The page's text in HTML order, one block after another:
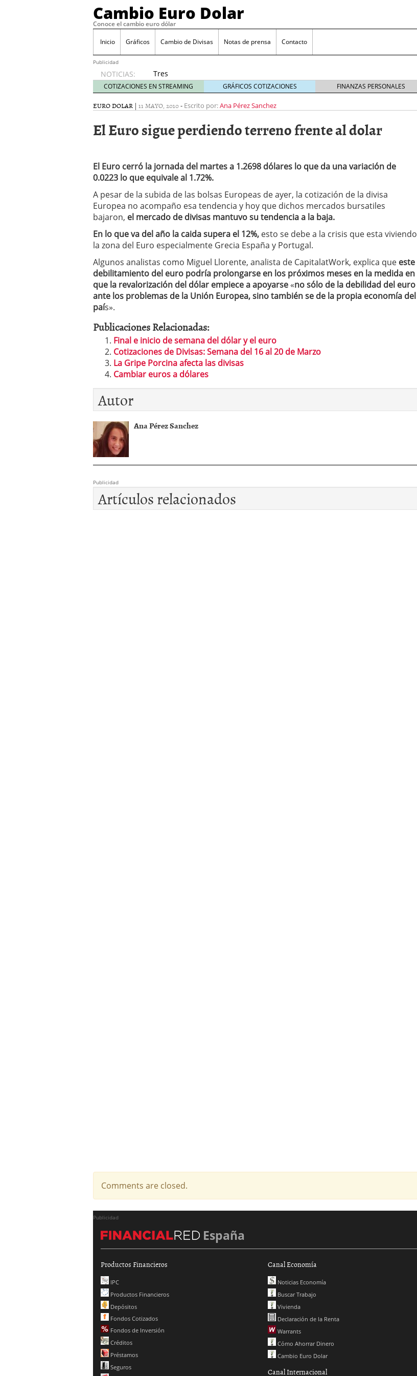
Cambio Euro Dolar
Conoce el cambio euro dólar
Inicio Gráficos Cambio de Divisas Notas de prensa Contacto
Publicidad
NOTICIAS:
Tres
escenarios
posibles
para el
las
y el BCE
26/01/2026
Informe de mercado: el euro se mantiene cerca de 1,174 USD tras rebote
del dólar 21/01/2026
Qué está moviendo hoy el cambio euro-dólar 17/01/2026
Contexto del dólar fuerte: próximos reportes de empleo de EE. UU. se
El dólar vive su mayor caída anual desde 2017 mientras analistas esperan
más debilidad en 2026 05/01/2026
COTIZACIONES EN STREAMING GRÁFICOS COTIZACIONES FINANZAS PERSONALES
EURO DOLAR | 11 MAYO, 2010- Escrito por:Ana Pérez Sanchez
El Euro sigue perdiendo terreno frente al dolar
El Euro cerró la jornada del martes a 1.2698 dólares lo que da una variación de
0.0223 lo que equivale al 1.72%.
A pesar de la subida de las bolsas Europeas de ayer, la cotización de la divisa
Europea no acompaño esa tendencia y hoy que dichos mercados bursatiles
bajaron, el mercado de divisas mantuvo su tendencia a la baja.
En lo que va del año la caida supera el 12%, esto se debe a la crisis que esta viviendo
la zona del Euro especialmente Grecia España y Portugal.
Algunos analistas como Miguel Llorente, analista de CapitalatWork, explica que este
debilitamiento del euro podría prolongarse en los próximos meses en la medida en
que la revalorización del dólar empiece a apoyarse «no sólo de la debilidad del euro
ante los problemas de la Unión Europea, sino también se de la propia economía del
país».
Publicaciones Relacionadas:
Final e inicio de semana del dólar y el euro
Cotizaciones de Divisas: Semana del 16 al 20 de Marzo
La Gripe Porcina afecta las divisas
Cambiar euros a dólares
Autor
Ana Pérez Sanchez
Publicidad
Artículos relacionados
Comments are closed.
Publicidad
España
Productos Financieros
IPC
Productos Financieros
Depósitos
Fondos Cotizados
Fondos de Inversión
Créditos
Préstamos
Seguros
Canal Economía
Noticias Economía
Buscar Trabajo
Vivienda
Declaración de la Renta
Warrants
Cómo Ahorrar Dinero
Cambio Euro Dolar
Canal Internacional